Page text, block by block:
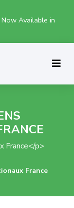
Available in
France</p>
France